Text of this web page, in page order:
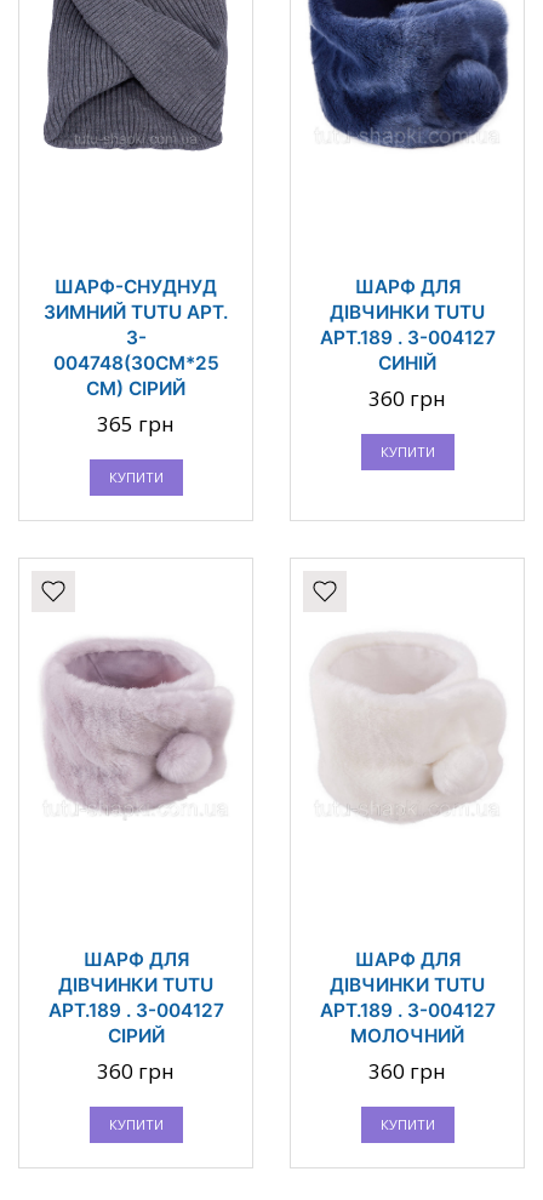
ШАРФ-СНУДНУД
ЗИМНИЙ TUTU АРТ.
3-
004748(30СМ*25
СМ) СІРИЙ
365 грн
КУПИТИ
ШАРФ ДЛЯ
ДІВЧИНКИ TUTU
АРТ.189 . 3-004127
СИНІЙ
360 грн
КУПИТИ
ШАРФ ДЛЯ
ДІВЧИНКИ TUTU
АРТ.189 . 3-004127
СІРИЙ
360 грн
КУПИТИ
ШАРФ ДЛЯ
ДІВЧИНКИ TUTU
АРТ.189 . 3-004127
МОЛОЧНИЙ
360 грн
КУПИТИ